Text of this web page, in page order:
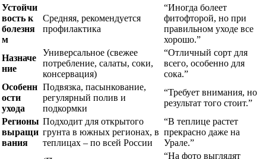
Устойчи
вость к
болезня
м
Средняя, рекомендуется
профилактика
“Иногда болеет
фитофторой, но при
правильном уходе все
хорошо.”
Назначе
ние
Универсальное (свежее
потребление, салаты, соки,
консервация)
“Отличный сорт для
всего, особенно для
сока.”
Особенн
ости
ухода
Подвязка, пасынкование,
регулярный полив и
подкормки
“Требует внимания, но
результат того стоит.”
Регионы
выращи
вания
Подходит для открытого
грунта в южных регионах, в
теплицах – по всей России
“В теплице растет
прекрасно даже на
Урале.”
“На фото выглядят